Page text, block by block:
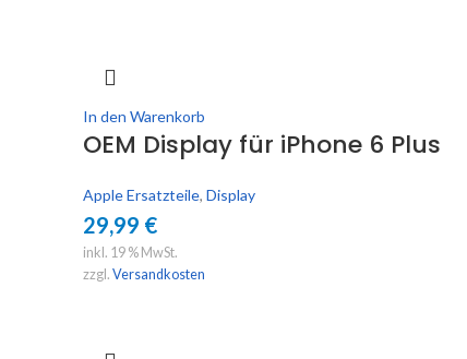
In den Warenkorb
OEM Display für iPhone 6 Plus
Apple Ersatzteile, Display
29,99 €
inkl. 19 % MwSt.
zzgl. Versandkosten